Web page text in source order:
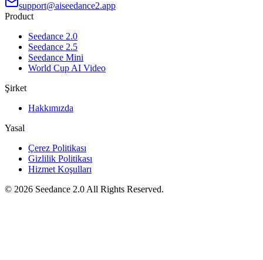
support@aiseedance2.app
Product
Seedance 2.0
Seedance 2.5
Seedance Mini
World Cup AI Video
Şirket
Hakkımızda
Yasal
Çerez Politikası
Gizlilik Politikası
Hizmet Koşulları
© 2026 Seedance 2.0 All Rights Reserved.